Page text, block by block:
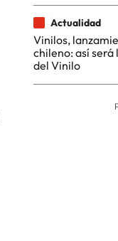
Actualidad
Vinilos,
chileno: así
del Vinilo